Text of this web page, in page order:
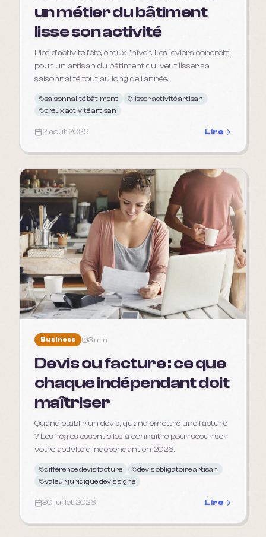
un métier du bâtiment
lisse son activité
Pics d'activité l'été, creux l'hiver. Les leviers concrets
pour un artisan du bâtiment qui veut lisser sa
saisonnalité tout au long de l'année.
saisonnalité bâtiment
lisser activité artisan
creux activité artisan
2 août 2026 Lire
Business 3 min
Devis ou facture : ce que
chaque indépendant doit
maîtriser
Quand établir un devis, quand émettre une facture
? Les règles essentielles à connaître pour sécuriser
votre activité d'indépendant en 2026.
différence devis facture
devis obligatoire artisan
valeur juridique devis signé
30 juillet 2026 Lire